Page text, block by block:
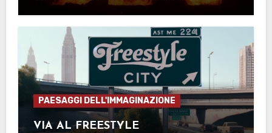
PAESAGGI DELL'IMMAGINAZIONE
VIA AL FREESTYLE